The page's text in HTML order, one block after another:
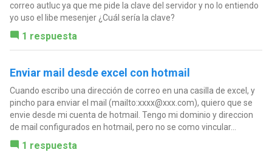
correo autluc ya que me pide la clave del servidor y no lo entiendo
yo uso el libe mesenjer ¿Cuál sería la clave?
1 respuesta
Enviar mail desde excel con hotmail
Cuando escribo una dirección de correo en una casilla de excel, y
pincho para enviar el mail (mailto:xxxx@xxx.com), quiero que se
envie desde mi cuenta de hotmail. Tengo mi dominio y direccion
de mail configurados en hotmail, pero no se como vincular...
1 respuesta